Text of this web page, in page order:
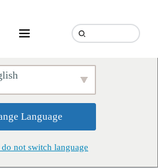
different language.
to change to:
Language
do not switch language